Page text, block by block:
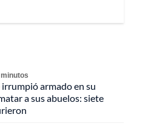
armado en su
a sus abuelos: siete